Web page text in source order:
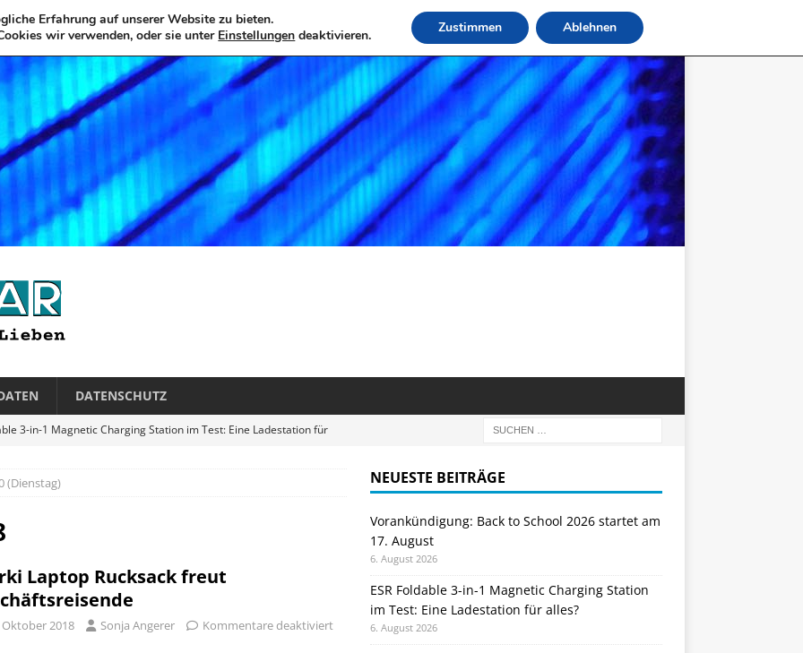
DATENSCHUTZ
3-in-1 Magnetic Charging Station im Test: Eine Ladestation für
sparen: Eve Thermostat macht die Fußbodenheizung smart
von Lunartec: Großes LED-Display trifft auf bunte
(Dienstag)
Laptop Rucksack freut
Oktober 2018 Sonja Angerer Kommentare deaktiviert
NEUESTE BEITRÄGE
Vorankündigung: Back to School 2026 startet am
17. August
6. August 2026
ESR Foldable 3-in-1 Magnetic Charging Station
im Test: Eine Ladestation für alles?
6. August 2026
Erfahrung auf unserer Website zu bieten.
wir verwenden, oder sie unter Einstellungen deaktivieren. Zustimmen Ablehnen